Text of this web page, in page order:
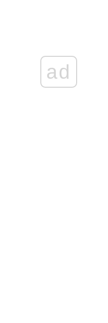
No. 1073 หลากหลา
อารมณ์ (ตะพาบ)
No. 1072 โควิด กับ
ad